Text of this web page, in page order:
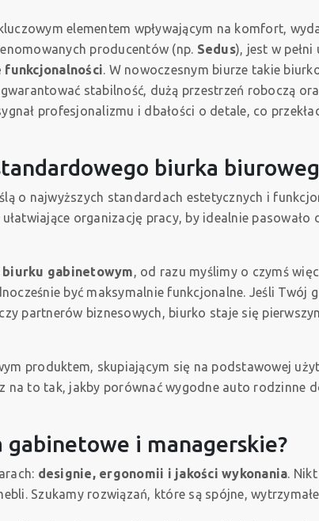
elementem wpływającym na komfort,
producentów (np. Sedus), jest w
funkcjonalności. W nowoczesnym biurze takie
stabilność, dużą przestrzeń roboczą
profesjonalizmu i dbałości o detale, co
biurka
o najwyższych standardach estetycznych i
organizację pracy, by idealnie pasowało
biurku gabinetowym, od razu myślimy o czymś
być maksymalnie funkcjonalne. Jeśli Twój
partnerów biznesowych, biurko staje się
produktem, skupiającym się na podstawowej
to tak, jakby porównać wygodne auto rodzinne
gabinetowe i managerskie?
designie, ergonomii i jakości wykonania.
Szukamy rozwiązań, które są spójne,